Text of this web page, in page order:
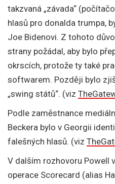
takzvaná „závada“
hlasů pro donalda trumpa,
Joe Bidenovi. Z tohoto
strany požádal, aby bylo
okrscích, protože ty také
softwarem. Později bylo
„swing států“. (viz
Podle zaměstnance
Beckera bylo v Georgii
falešných hlasů. (viz
V dalším rozhovoru Powell
operace Scorecard (alias